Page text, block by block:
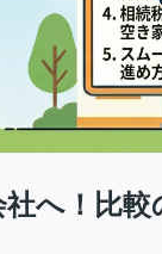
へ！比